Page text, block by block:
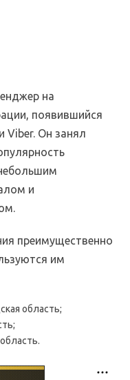
на
появившийся
Viber. Он занял
и
преимущественно
им
область;